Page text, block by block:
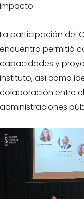
impacto.
La participación del
encuentro permitió
capacidades y
instituto, así como
colaboración entre
administraciones